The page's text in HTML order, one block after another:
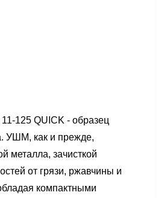
125 QUICK - образец
УШМ, как и прежде,
металла, зачисткой
от грязи, ржавчины и
компактными